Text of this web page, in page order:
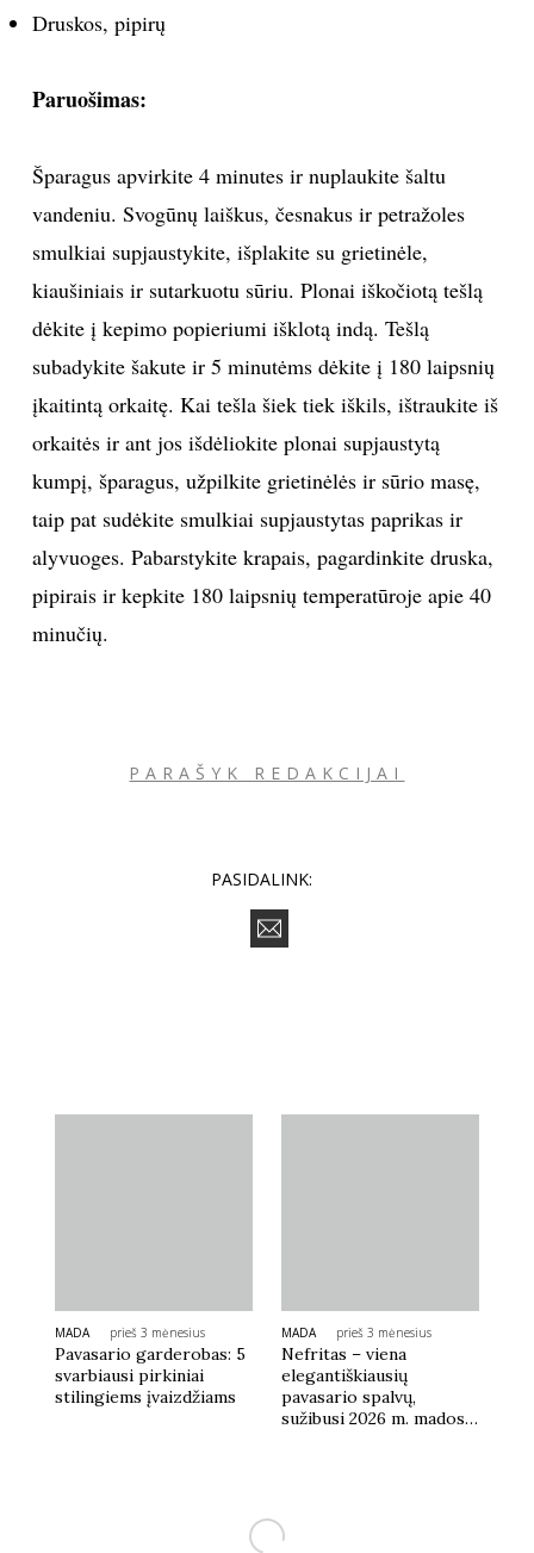
Druskos, pipirų
Paruošimas:
Šparagus apvirkite 4 minutes ir nuplaukite šaltu
vandeniu. Svogūnų laiškus, česnakus ir petražoles
smulkiai supjaustykite, išplakite su grietinėle,
kiaušiniais ir sutarkuotu sūriu. Plonai iškočiotą tešlą
dėkite į kepimo popieriumi išklotą indą. Tešlą
subadykite šakute ir 5 minutėms dėkite į 180 laipsnių
įkaitintą orkaitę. Kai tešla šiek tiek iškils, ištraukite iš
orkaitės ir ant jos išdėliokite plonai supjaustytą
kumpį, šparagus, užpilkite grietinėlės ir sūrio masę,
taip pat sudėkite smulkiai supjaustytas paprikas ir
alyvuoges. Pabarstykite krapais, pagardinkite druska,
pipirais ir kepkite 180 laipsnių temperatūroje apie 40
minučių.
PARAŠYK REDAKCIJAI
PASIDALINK:
MADA prieš 3 mėnesius
Pavasario garderobas: 5
svarbiausi pirkiniai
stilingiems įvaizdžiams
MADA prieš 3 mėnesius
Nefritas – viena
elegantiškiausių
pavasario spalvų,
sužibusi 2026 m. mados